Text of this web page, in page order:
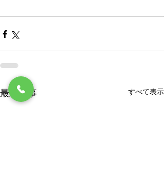
最新記事 すべて表示